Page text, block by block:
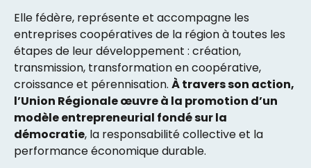
Elle fédère, représente et accompagne les
entreprises coopératives de la région à toutes les
étapes de leur développement : création,
transmission, transformation en coopérative,
croissance et pérennisation. À travers son action,
l’Union Régionale œuvre à la promotion d’un
modèle entrepreneurial fondé sur la
démocratie, la responsabilité collective et la
performance économique durable.